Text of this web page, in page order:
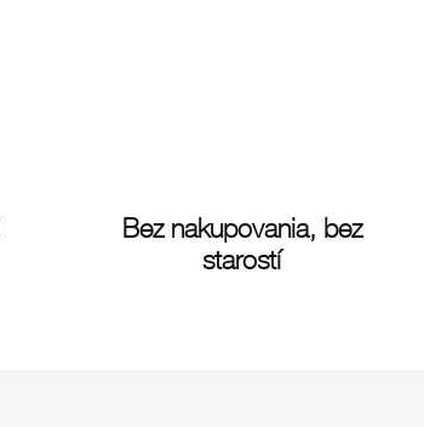
Bez nakupovania, bez
starostí